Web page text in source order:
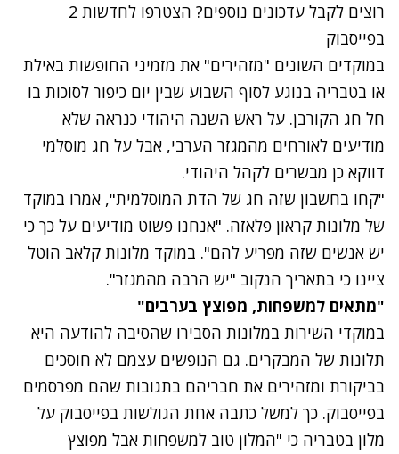
רוצים לקבל עדכונים נוספים? הצטרפו לחדשות 2
בפייסבוק
במוקדים השונים "מזהירים" את מזמיני החופשות באילת
או בטבריה בנוגע לסוף השבוע שבין יום כיפור לסוכות בו
חל חג הקורבן. על ראש השנה היהודי כנראה שלא
מודיעים לאורחים מהמגזר הערבי, אבל על חג מוסלמי
דווקא כן מבשרים לקהל היהודי.
"קחו בחשבון שזה חג של הדת המוסלמית", אמרו במוקד
של מלונות קראון פלאזה. "אנחנו פשוט מודיעים על כך כי
יש אנשים שזה מפריע להם". במוקד מלונות קלאב הוטל
ציינו כי בתאריך הנקוב "יש הרבה מהמגזר".
"מתאים למשפחות, מפוצץ בערבים"
במוקדי השירות במלונות הסבירו שהסיבה להודעה היא
תלונות של המבקרים. גם הנופשים עצמם לא חוסכים
בביקורת ומזהירים את חבריהם בתגובות שהם מפרסמים
בפייסבוק. כך למשל כתבה אחת הגולשות בפייסבוק על
מלון בטבריה כי "המלון טוב למשפחות אבל מפוצץ